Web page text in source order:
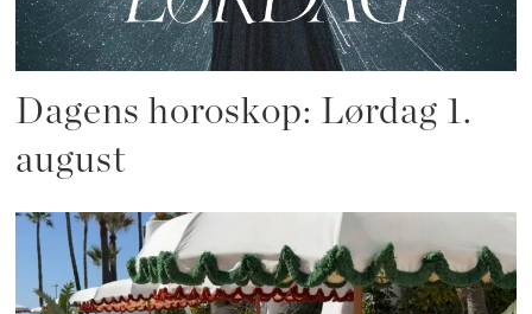
Dagens horoskop: Lørdag 1.
august